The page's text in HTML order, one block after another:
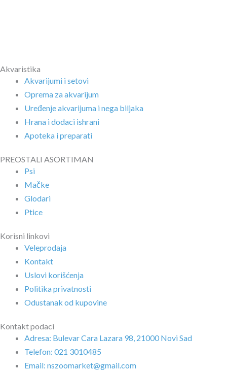
Akvaristika
Akvarijumi i setovi
Oprema za akvarijum
Uređenje akvarijuma i nega biljaka
Hrana i dodaci ishrani
Apoteka i preparati
PREOSTALI ASORTIMAN
Psi
Mačke
Glodari
Ptice
Korisni linkovi
Veleprodaja
Kontakt
Uslovi korišćenja
Politika privatnosti
Odustanak od kupovine
Kontakt podaci
Adresa: Bulevar Cara Lazara 98, 21000 Novi Sad
Telefon: 021 3010485
Email: nszoomarket@gmail.com